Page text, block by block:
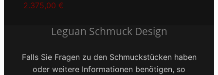
2.375,00 €
Leguan Schmuck Design
Falls Sie Fragen zu den Schmuckstücken haben
oder weitere Informationen benötigen, so